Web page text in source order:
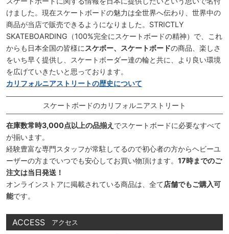
けました。現在スケートボードの魅力は全世界へ伝わり、世界中の
商品が当店で販売できるようになりました。STRICTLY
SKATEBOARDING（100%完全にスケートボードの精神）で、これ
からも日本全国の皆様に スケボー、スケートボードの商品、楽しさ
をいち早く提供し、スケートボーダー達の輪と共に、より良い環境
を広げていきたいと思っております。
カリフォルニアストリートの歴史について
スケートボードのカリフォルニアストリート
在庫数常時3,000点以上の品揃え でスケートボードに必要なすべて
が揃います。
経験豊富な専門スタッフが常駐してるので初心者の方からヘビーユ
ーザーの方までいつでも安心してお買い物頂けます。 17時までのご
注文は当日発送！
オンラインストアに掲載されている商品は、全て店舗でもご購入可
能です。
ACCESS アクセス